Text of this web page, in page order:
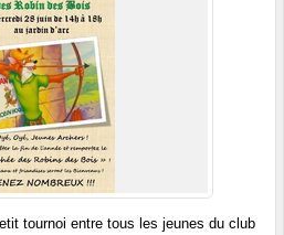
tournoi entre tous les jeunes du club